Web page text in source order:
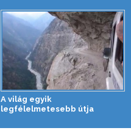
A világ egyik
legfélelmetesebb útja